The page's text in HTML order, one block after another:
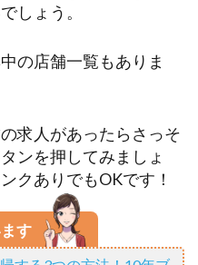
しょう。
の店舗一覧もありま
求人があったらさっそ
ンを押してみましょ
クありでもOKです！
す